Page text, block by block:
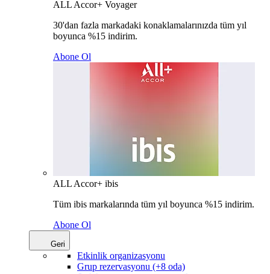
ALL Accor+ Voyager
30'dan fazla markadaki konaklamalarınızda tüm yıl
boyunca %15 indirim.
Abone Ol
ALL Accor+ ibis
Tüm ibis markalarında tüm yıl boyunca %15 indirim.
Abone Ol
Geri
Etkinlik organizasyonu
Grup rezervasyonu (+8 oda)